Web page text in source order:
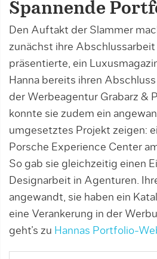
Spannende
Den Auftakt der Slammer
zunächst ihre Abschlussarbeit
präsentierte, ein
Hanna bereits ihren
der Werbeagentur Grabarz &
konnte sie zudem ein
umgesetztes Projekt zeigen:
Porsche Experience Center
So gab sie gleichzeitig einen
Designarbeit in Agenturen.
angewandt, sie haben ein
eine Verankerung in der
geht’s zu Hannas Portfolio-